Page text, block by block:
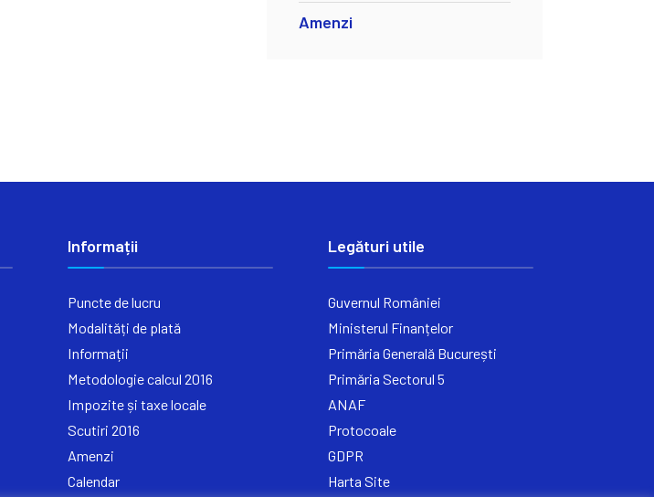
Amenzi
Informații
Puncte de lucru
Modalități de plată
Informații
Metodologie calcul 2016
Impozite și taxe locale
Scutiri 2016
Amenzi
Calendar
Legături utile
Guvernul României
Ministerul Finanțelor
Primăria Generală București
Primăria Sectorul 5
ANAF
Protocoale
GDPR
Harta Site